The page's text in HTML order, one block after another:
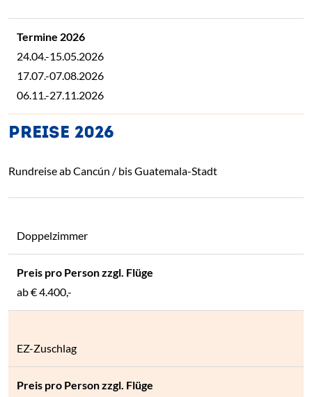
24.04.-15.05.2026
17.07.-07.08.2026
06.11.-27.11.2026
PREISE 2026
Rundreise ab Cancún / bis Guatemala-Stadt
Doppelzimmer
ab€ 4.400,-
EZ-Zuschlag